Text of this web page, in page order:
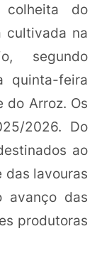
do
cultivada na
segundo
quinta-feira
do Arroz. Os
2026. Do
ao
das lavouras
avanço das
produtoras